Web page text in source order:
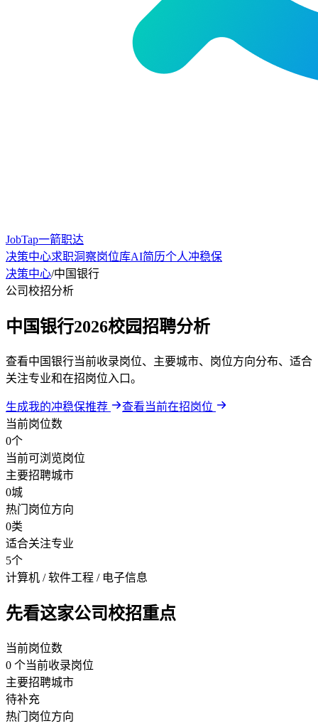
JobTap一箭职达
决策中心求职洞察岗位库AI简历个人冲稳保
决策中心/中国银行
公司校招分析
中国银行2026校园招聘分析
查看中国银行当前收录岗位、主要城市、岗位方向分布、适合
关注专业和在招岗位入口。
生成我的冲稳保推荐
查看当前在招岗位
当前岗位数
0个
当前可浏览岗位
主要招聘城市
0城
热门岗位方向
0类
适合关注专业
5个
计算机 / 软件工程 / 电子信息
先看这家公司校招重点
当前岗位数
0 个当前收录岗位
主要招聘城市
待补充
热门岗位方向